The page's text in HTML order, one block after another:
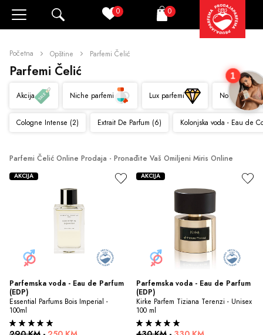
0 Korpa
0
Početna Opštine Parfemi Čelić
Parfemi Čelić
Akcija Niche parfemi Lux parfemi Novo
Cologne Intense (2) Extrait De Parfum (6) Kolonjska voda - Eau de
Parfemi Čelić Online Prodaja - Pronađite Vaš Omiljeni Miris Online
Parfemska voda - Eau de Parfum
(EDP)
Essential Parfums Bois Imperial -
100ml
AKCIJA
Parfemska voda - Eau de Parfum
(EDP)
Kirke Parfem Tiziana Terenzi - Unisex
100 ml
AKCIJA
1